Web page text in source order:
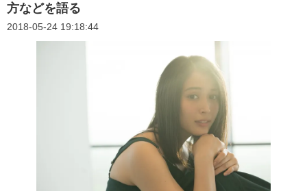
方などを語る
2018-05-24 19:18:44